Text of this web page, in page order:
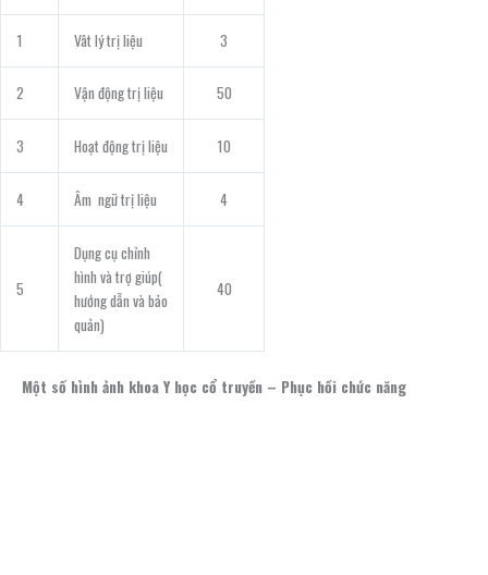
1 Vât lý trị liệu 3
2 Vận động trị liệu 50
3 Hoạt động trị liệu 10
4 Âm ngữ trị liệu 4
5
Dụng cụ chỉnh
hình và trợ giúp(
hướng dẫn và bảo
quản)
40
Một số hình ảnh khoa Y học cổ truyền – Phục hồi chức năng